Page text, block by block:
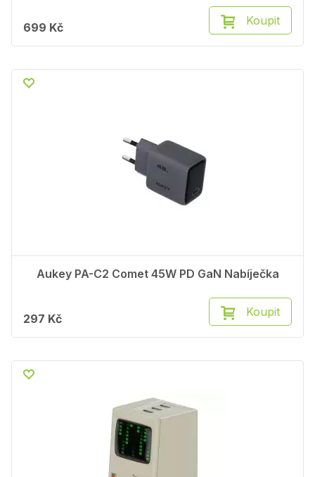
699 Kč Koupit
Aukey PA-C2 Comet 45W PD GaN Nabíječka
297 Kč Koupit